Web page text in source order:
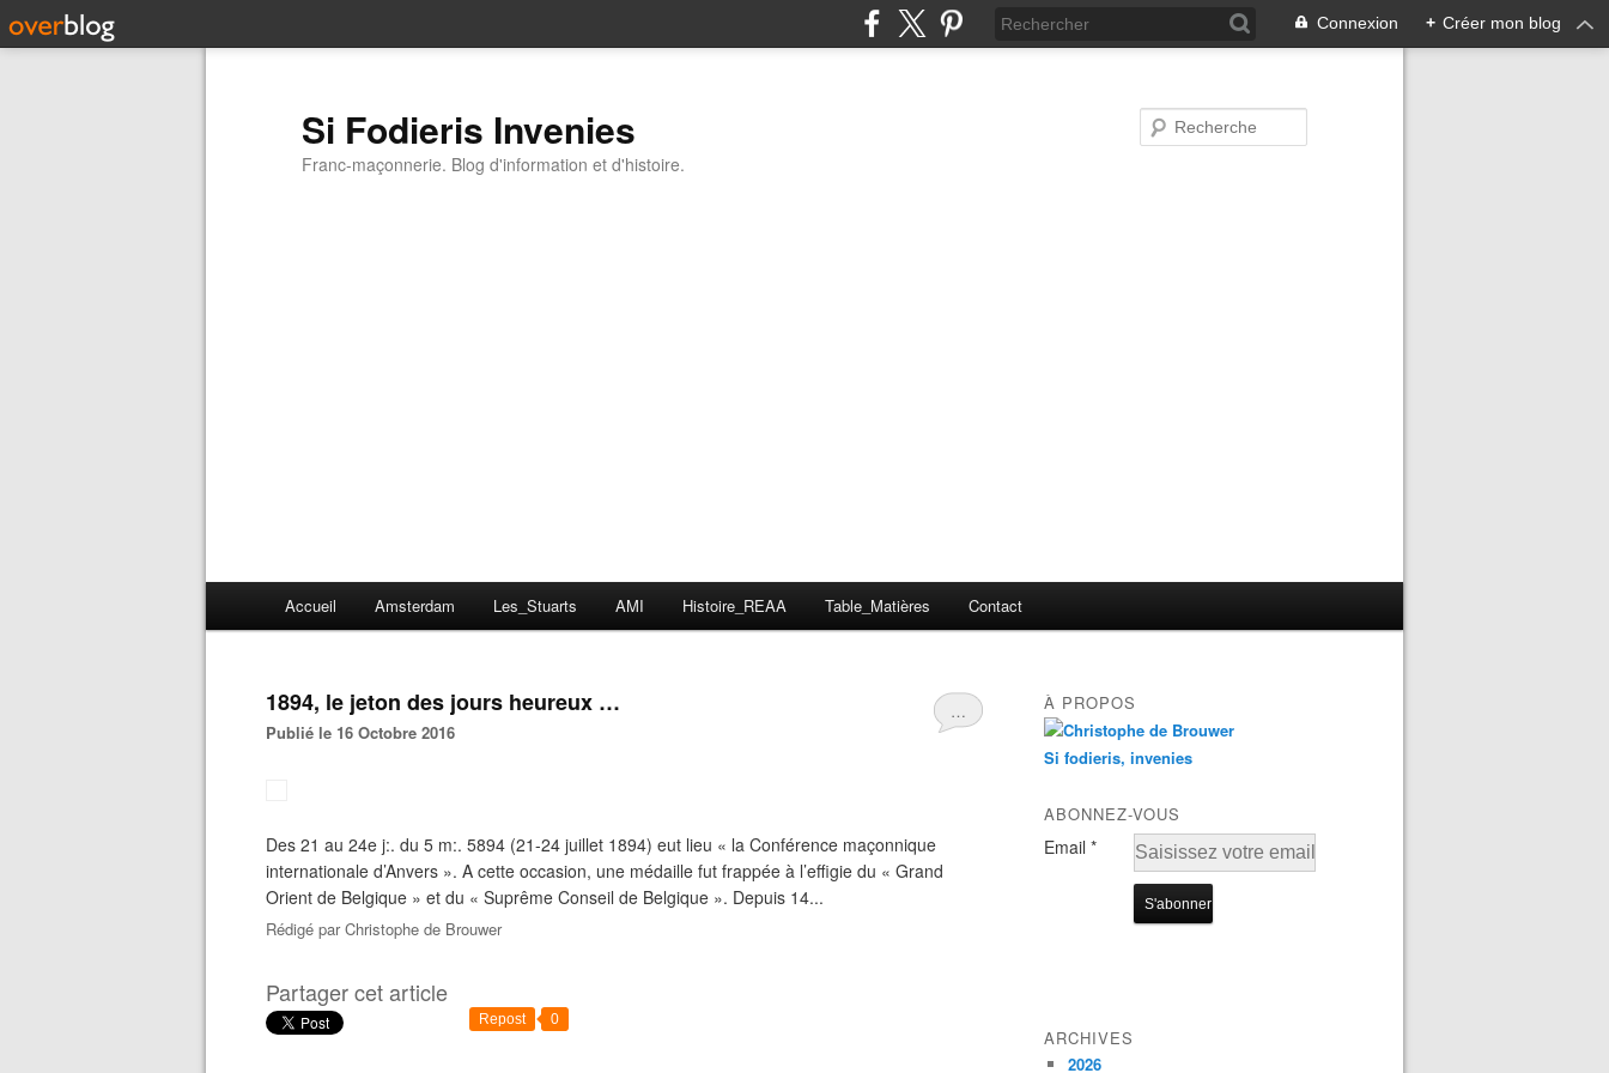
Connexion + Créer mon blog
Si Fodieris Invenies
Franc-maçonnerie. Blog d'information et d'histoire.
Accueil Amsterdam Les_Stuarts AMI Histoire_REAA Table_Matières Contact
…
1894, le jeton des jours heureux …
Publié le 16 Octobre 2016
Des 21 au 24e j:. du 5 m:. 5894 (21-24 juillet 1894) eut lieu « la Conférence maçonnique
internationale d’Anvers ». A cette occasion, une médaille fut frappée à l’effigie du « Grand
Orient de Belgique » et du « Suprême Conseil de Belgique ». Depuis 14...
Rédigé parChristophe de Brouwer
Partager cet article
Repost 0
À PROPOS
Si fodieris, invenies
ABONNEZ-VOUS
Email
ARCHIVES
2026